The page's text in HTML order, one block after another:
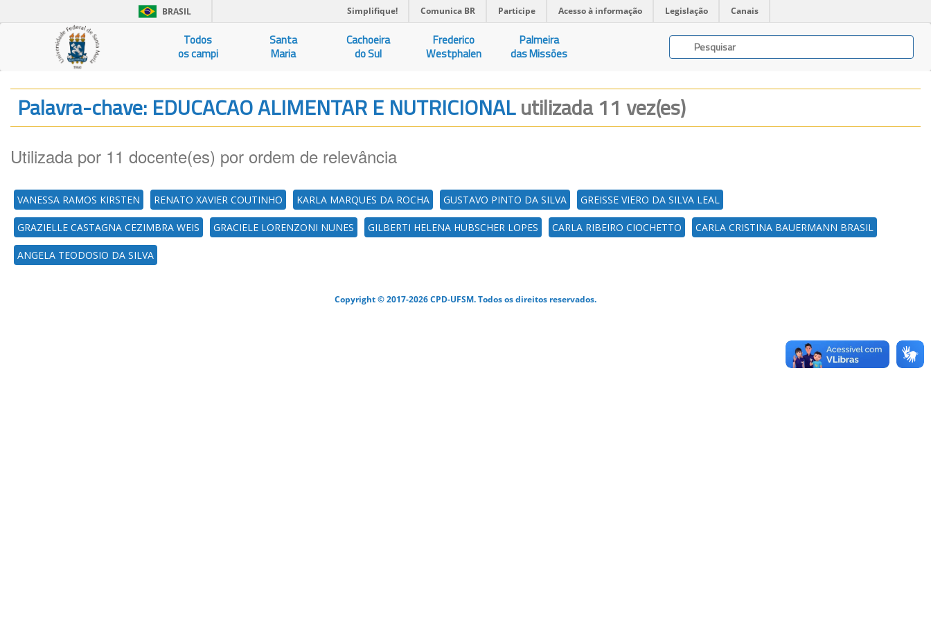
BRASIL Simplifique! Comunica BR Participe Acesso à informação Legislação Canais
Todos
os campi
Santa
Maria
Cachoeira
do Sul
Frederico
Westphalen
Palmeira
das Missões
Palavra-chave: EDUCACAO ALIMENTAR E NUTRICIONALutilizada 11 vez(es)
Utilizada por 11 docente(es) por ordem de relevância
VANESSA RAMOS KIRSTEN RENATO XAVIER COUTINHO KARLA MARQUES DA ROCHA GUSTAVO PINTO DA SILVA GREISSE VIERO DA SILVA LEAL
GRAZIELLE CASTAGNA CEZIMBRA WEIS GRACIELE LORENZONI NUNES GILBERTI HELENA HUBSCHER LOPES CARLA RIBEIRO CIOCHETTO CARLA CRISTINA BAUERMANN BRASIL
ANGELA TEODOSIO DA SILVA
Copyright © 2017-2026 CPD-UFSM. Todos os direitos reservados.